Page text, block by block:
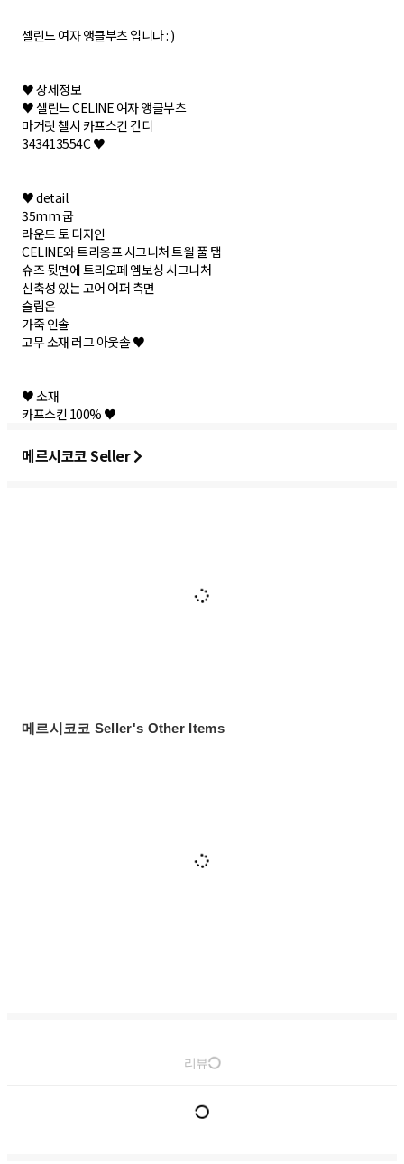
셀린느 여자 앵클부츠 입니다 : )
♥ 상세정보
♥ 셀린느 CELINE 여자 앵클부츠
마거릿 첼시 카프스킨 건디
343413554C ♥
♥ detail
35mm 굽
라운드 토 디자인
CELINE와 트리옹프 시그니처 트윌 풀 탭
슈즈 뒷면에 트리오페 엠보싱 시그니처
신축성 있는 고어 어퍼 측면
슬립온
가죽 인솔
고무 소재 러그 아웃솔 ♥
♥ 소재
카프스킨 100% ♥
메르시코코 Seller
메르시코코 Seller's Other Items
리뷰